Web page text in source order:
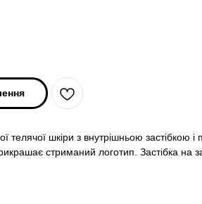
телячої шкіри з внутрішньою застібкою і
стриманий логотип. Застібка на